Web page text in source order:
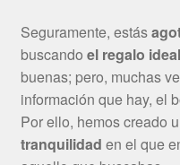
Seguramente, estás
buscando el regalo
buenas; pero, muchas
información que hay, el
Por ello, hemos creado
tranquilidad en el que